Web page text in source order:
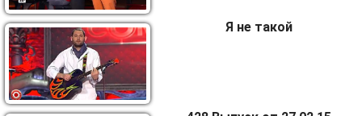
Я не такой